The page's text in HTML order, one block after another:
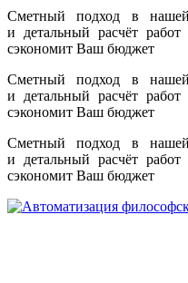
Сметный подход в
и детальный расчёт
сэкономит Ваш бюджет
Сметный подход в
и детальный расчёт
сэкономит Ваш бюджет
Сметный подход в
и детальный расчёт
сэкономит Ваш бюджет